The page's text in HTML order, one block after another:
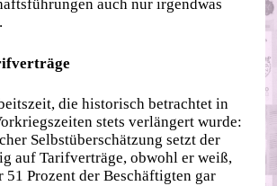
auch nur irgendwas
die historisch betrachtet in
stets verlängert wurde:
Selbstüberschätzung setzt der
auf Tarifverträge, obwohl er weiß,
51 Prozent der Beschäftigten gar